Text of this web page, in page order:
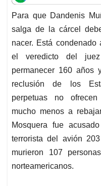
t
s
A
p
p
e
b
o
o
k
k
e
d
I
n
i
l
Para que Dandenis
salga de la cárcel
nacer. Está condenado
el veredicto del
permanecer 160
reclusión de los
perpetuas no
mucho menos a
Mosquera fue
terrorista del avión
murieron 107
norteamericanos.